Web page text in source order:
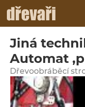
Jiná
Automat
Dřevoobráběcí